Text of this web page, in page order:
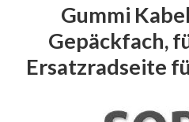
Gummi
Gepäckfach,
Ersatzradseite